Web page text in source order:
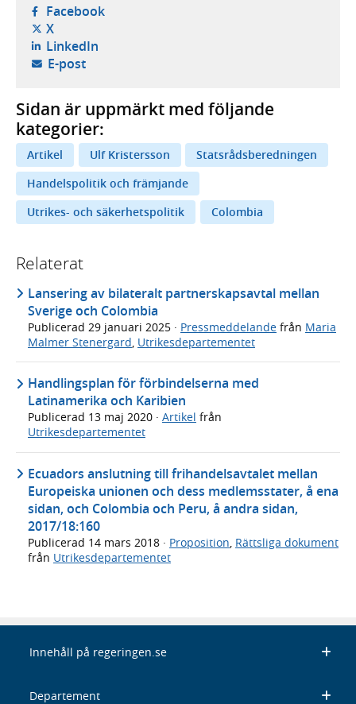
Facebook- öppnas i ny flik, extern webbplats,
X- öppnas i ny flik, extern webbplats,
LinkedIn- öppnas i ny flik, extern webbplats,
E-post- öppnar din e-postklient,
Sidan är uppmärkt med följande
kategorier:
Artikel Ulf Kristersson
Statsrådsberedningen
Handelspolitik och främjande
Utrikes- och säkerhetspolitik
Colombia
Relaterat
Lansering av bilateralt partnerskapsavtal mellan
Sverige och Colombia
Publicerad 29 januari 2025 · Pressmeddelande från Maria
Malmer Stenergard Utrikesdepartementet
Handlingsplan för förbindelserna med
Latinamerika och Karibien
Publicerad 13 maj 2020 · Artikel från
Utrikesdepartementet
Ecuadors anslutning till frihandelsavtalet mellan
Europeiska unionen och dess medlemsstater, å ena
sidan, och Colombia och Peru, å andra sidan,
2017/18:160
Publicerad 14 mars 2018 · Proposition, Rättsliga dokument
från Utrikesdepartementet
Innehåll på regeringen.se
Departement